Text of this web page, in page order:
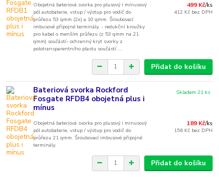
Obojetná bateriová svorka pro plusový i mínusový
pól autobaterie, vstup / výstup pro vodič do
průřezu 53 qmm (2x) a 10 qmm Šroubovací
imbusové přípojné terminály. - redukční kroužky
pro kabel o menším průřezu (z 53 qmm na 21
qmm) součástí- ochranný kryt svorky z
polotransparentního plastu součástí ...
499 Kč/ks
412 Kč bez DPH
Přidat do košíku
Bateriová svorka Rockford
Fosgate RFDB4 obojetná plus i
mínus
Obojetná bateriová svorka pro plusový i minusový
pól autobaterie, vstup / výstup pro vodič do
průřezu 21 qmm. Šroubovací imbusové přípojné
terminály.
189 Kč/ks
156 Kč bez DPH
Skladem 21 ks
Přidat do košíku